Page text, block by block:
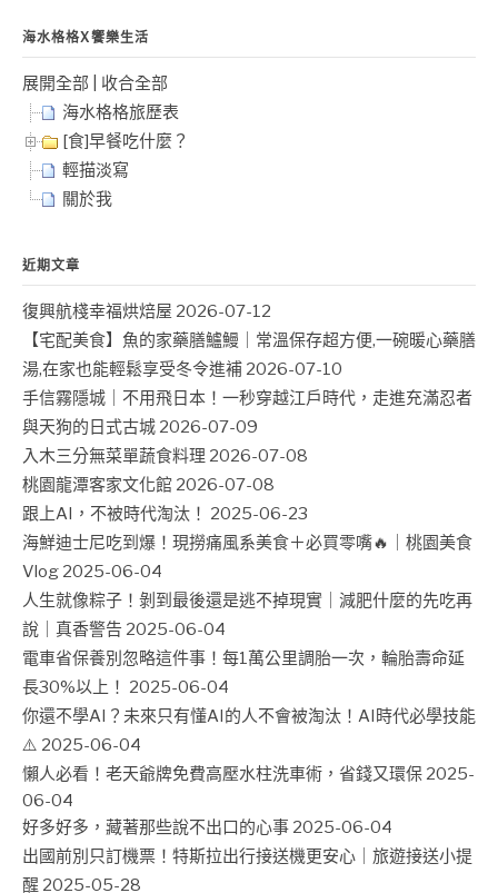
海水格格X饗樂生活
展開全部
收合全部
海水格格旅歷表
[食]早餐吃什麼？
輕描淡寫
關於我
近期文章
復興航棧幸福烘焙屋 2026-07-12
【宅配美食】魚的家藥膳鱸鰻｜常溫保存超方便,一碗暖心藥膳
湯,在家也能輕鬆享受冬令進補 2026-07-10
手信霧隱城｜不用飛日本！一秒穿越江戶時代，走進充滿忍者
與天狗的日式古城 2026-07-09
入木三分無菜單蔬食料理 2026-07-08
桃園龍潭客家文化館 2026-07-08
跟上AI，不被時代淘汰！ 2025-06-23
海鮮迪士尼吃到爆！現撈痛風系美食＋必買零嘴🔥｜桃園美食
Vlog 2025-06-04
人生就像粽子！剝到最後還是逃不掉現實｜減肥什麼的先吃再
說｜真香警告 2025-06-04
電車省保養別忽略這件事！每1萬公里調胎一次，輪胎壽命延
長30%以上！ 2025-06-04
你還不學AI？未來只有懂AI的人不會被淘汰！AI時代必學技能
⚠️ 2025-06-04
懶人必看！老天爺牌免費高壓水柱洗車術，省錢又環保 2025-
06-04
好多好多，藏著那些說不出口的心事 2025-06-04
出國前別只訂機票！特斯拉出行接送機更安心｜旅遊接送小提
醒 2025-05-28